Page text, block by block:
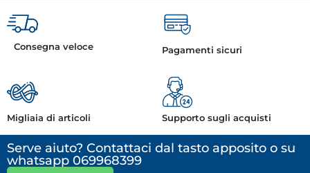
Consegna veloce Pagamenti sicuri
Migliaia di articoli Supporto sugli acquisti
Serve aiuto? Contattaci dal tasto apposito o su
whatsapp 069968399